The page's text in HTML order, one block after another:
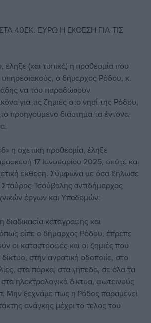
40ΕΚ. ΕΥΡΩ Η ΕΚΘΕΣΗ ΓΙΑ ΤΙΣ
(και τυπικά) η προθεσμία που
υπηρεσιακούς, ο δήμαρχος Ρόδου, κ.
να του παραδώσουν
για τις ζημιές στο νησί της Ρόδου,
προηγούμενο διάστημα τα έντονα
η σχετική προθεσμία, έληξε
17 Ιανουαρίου 2025, οπότε και
έκθεση. Σύμφωνα με όσα δήλωσε
Σταύρος Τσούβαλης αντιδήμαρχος
έργων και Υποδομών:
καταγραφής και
είπε ο δήμαρχος Ρόδου, έπρεπε
οι καταστροφές και οι ζημιές που
στην αγροτική οδοποιία, στο
στα πάρκα, στα γήπεδα, σε όλα τα
ηλεκτρολογικά δίκτυα, φωτεινούς
Μην ξεχνάμε πως η Ρόδος παραμένει
ανάγκης μέχρι το τέλος του